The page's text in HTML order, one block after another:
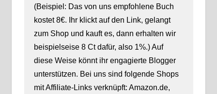
(Beispiel: Das von uns empfohlene Buch
kostet 8€. Ihr klickt auf den Link, gelangt
zum Shop und kauft es, dann erhalten wir
beispielseise 8 Ct dafür, also 1%.) Auf
diese Weise könnt ihr engagierte Blogger
unterstützen. Bei uns sind folgende Shops
mit Affiliate-Links verknüpft: Amazon.de,